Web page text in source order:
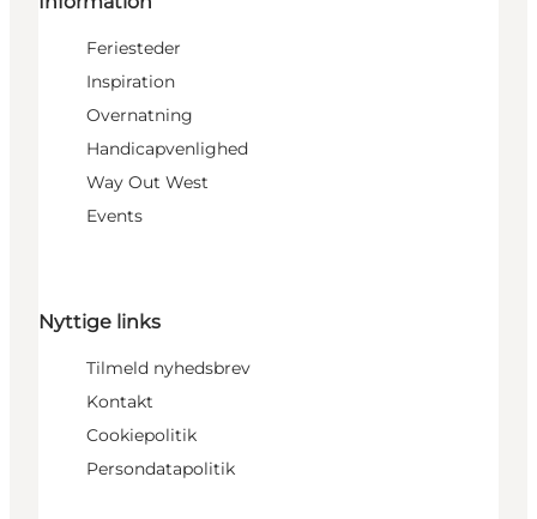
Feriesteder
Inspiration
Overnatning
Handicapvenlighed
Way Out West
Events
Nyttige links
Tilmeld nyhedsbrev
Kontakt
Cookiepolitik
Persondatapolitik